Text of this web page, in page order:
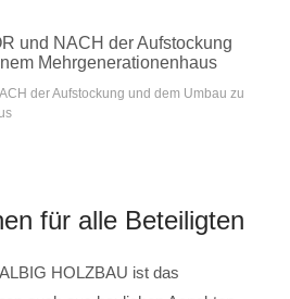
der Aufstockung und dem Umbau zu
für alle Beteiligten
HOLZBAU ist das